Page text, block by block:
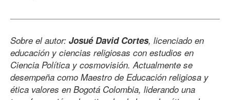
Sobre el autor: Josué David Cortes, licenciado en
educación y ciencias religiosas con estudios en
Ciencia Política y cosmovisión. Actualmente se
desempeña como Maestro de Educación religiosa y
ética valores en Bogotá Colombia, liderando una